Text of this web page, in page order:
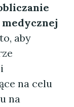
aby
na celu
na